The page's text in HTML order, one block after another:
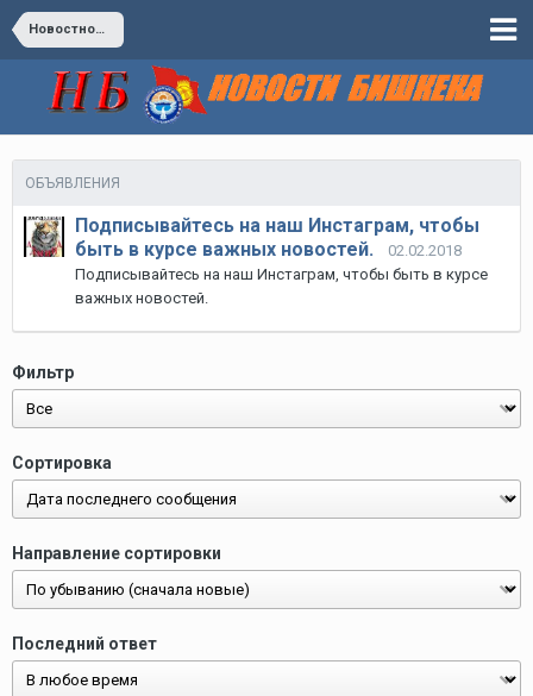
Новостной Центр
ОБЪЯВЛЕНИЯ
Подписывайтесь на наш Инстаграм, чтобы
быть в курсе важных новостей.
02.02.2018
Подписывайтесь на наш Инстаграм, чтобы быть в курсе
важных новостей.
Фильтр
Сортировка
Направление сортировки
Последний ответ